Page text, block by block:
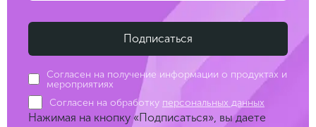
Согласен на получение информации о продуктах и
мероприятиях
Согласен на обработку персональных данных
Нажимая на кнопку «Подписаться», вы даете